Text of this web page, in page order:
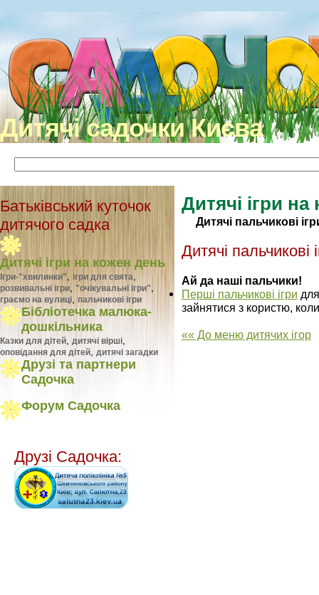
Дитячі садочки Києва
Батьківський куточок
дитячого садка
Дитячі ігри на кожен день
Ігри-"хвилинки" ігри для свята
розвивальні ігри "очікувальні ігри"
граємо на вулиці пальчикові ігри
Бібліотечка малюка-
дошкільника
Казки для дітей дитячі вірші
оповідання для дітей дитячі загадки
Друзі та партнери
Садочка
Форум Садочка
Друзі Садочка:
Дитячі ігри
Дитячі пальчикові
Дитячі пальчикові
Ай да наші пальчики!
Перші пальчикові ігри
зайнятися з користю,
«« До меню дитячих ігор